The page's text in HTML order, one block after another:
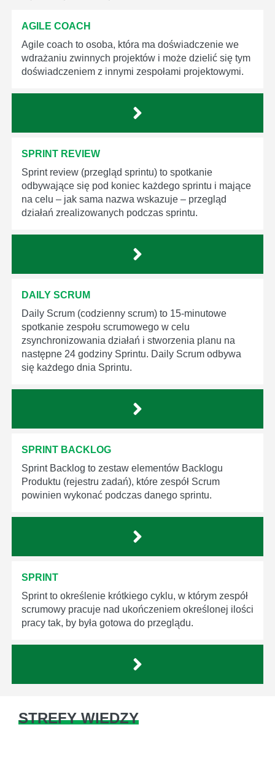
AGILE COACH
Agile coach to osoba, która ma doświadczenie we
wdrażaniu zwinnych projektów i może dzielić się tym
doświadczeniem z innymi zespołami projektowymi.
SPRINT REVIEW
Sprint review (przegląd sprintu) to spotkanie
odbywające się pod koniec każdego sprintu i mające
na celu – jak sama nazwa wskazuje – przegląd
działań zrealizowanych podczas sprintu.
DAILY SCRUM
Daily Scrum (codzienny scrum) to 15-minutowe
spotkanie zespołu scrumowego w celu
zsynchronizowania działań i stworzenia planu na
następne 24 godziny Sprintu. Daily Scrum odbywa
się każdego dnia Sprintu.
SPRINT BACKLOG
Sprint Backlog to zestaw elementów Backlogu
Produktu (rejestru zadań), które zespół Scrum
powinien wykonać podczas danego sprintu.
SPRINT
Sprint to określenie krótkiego cyklu, w którym zespół
scrumowy pracuje nad ukończeniem określonej ilości
pracy tak, by była gotowa do przeglądu.
STREFY WIEDZY